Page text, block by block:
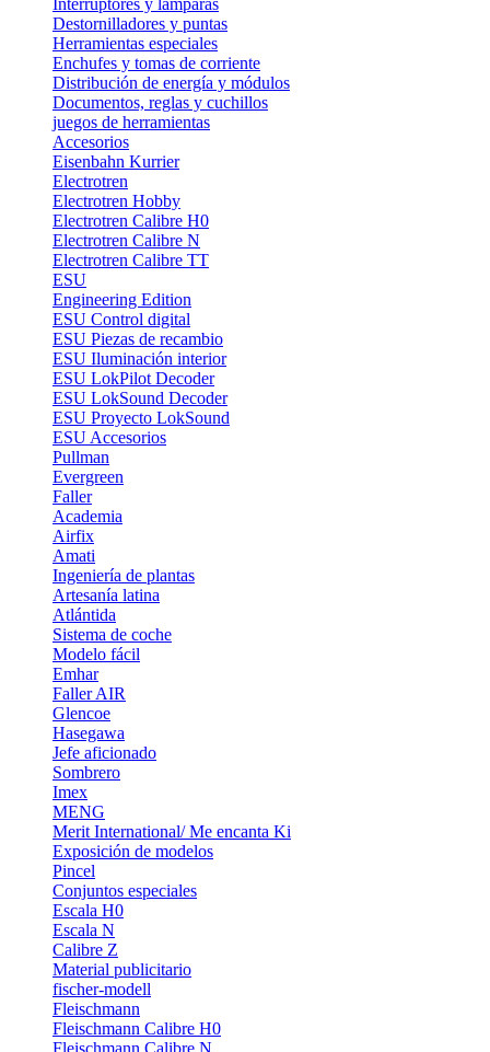
Interruptores y lámparas
Destornilladores y puntas
Herramientas especiales
Enchufes y tomas de corriente
Distribución de energía y módulos
Documentos, reglas y cuchillos
juegos de herramientas
Accesorios
Eisenbahn Kurrier
Electrotren
Electrotren Hobby
Electrotren Calibre H0
Electrotren Calibre N
Electrotren Calibre TT
ESU
Engineering Edition
ESU Control digital
ESU Piezas de recambio
ESU Iluminación interior
ESU LokPilot Decoder
ESU LokSound Decoder
ESU Proyecto LokSound
ESU Accesorios
Pullman
Evergreen
Faller
Academia
Airfix
Amati
Ingeniería de plantas
Artesanía latina
Atlántida
Sistema de coche
Modelo fácil
Emhar
Faller AIR
Glencoe
Hasegawa
Jefe aficionado
Sombrero
Imex
MENG
Merit International/ Me encanta Ki
Exposición de modelos
Pincel
Conjuntos especiales
Escala H0
Escala N
Calibre Z
Material publicitario
fischer-modell
Fleischmann
Fleischmann Calibre H0
Fleischmann Calibre N